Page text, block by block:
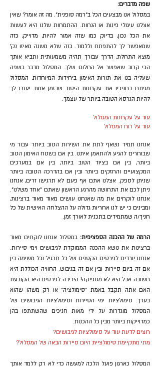
שפה מדברים:
במסלול אנו מבצעים הכל ב"רמה סופנית". מה זה אומר? שאין
אצלנו עיגולי פינות או הנחות. ההתמחות שלנו היא לעשות
את הכל נכון, בדיוק כמו שזה אמור להיות, מדוייק, כזה
שמאפשר לך להתפתח וללמוד. כזה שלא משנה מאיזו נק'
מוצא התחלת, הדרך עבורך תהיה משמעותית ותביא אותך
הכי קרוב שאפשר אל החלום שלך. המסלול מדבר בשפה
שעליה בנו את תורות האימון ביחידות המיוחדות, המסלול
מפתח בחניכיו את עקרונות היסוד שבזמן אמת יעזרו לך
להיות הגרסא הטובה ביותר של עצמך.
עוד על עקרונות המסלול
עוד על רוח המסלול
אנחנו תמיד נשאף לתת את השירות הטוב ביותר עבור מי
שבוחרים להגיע ולהתאמן איתנו. בין אם בשטח האימון הטוב
ביותר, בין אם בציוד הטוב ביותר, בין אם במערכים
המקצועיים והחזקים ביותר ובין אם בהדרכה הטובה ביותר
שניתן לספק. אצלנו אתם אף פעם לא תרגישו זרים, אנחנו
ניתן לכם את התחושה מהרגע הראשון שאתם "אחד משלנו".
אנחנו לוקחים את מה שאנחנו עושים מאוד מאוד ברצינות,
ומבינים כי יש לנו אחריות גדולה על ההצלחה האישית של כל
חניך/ה שמתמידים בתכנית לאורך זמן.
הרמה של ההכנה הספציפית: במסלול אנחנו לוקחים מאוד
ברצינות את נושא ההכנה הממוקדת לגיבושים וימי סיירות.
אנחנו יורדים לפרטים הקטנים של כל תרגיל וכל משימה בין
אם זה ביום סיירות ובין אם זה בגיבוש. החוויה הכוללת היא
חשובה אבל היא לא מספיקה! הירידה לפרטים היא הקובעת
האם אתה תקבל באמת "סימולציה" או רק משהו שהוא
בערך. סימולציות ימי הסיירות וסימולציות הגיבושים של
המסלול מוגדרות על ידי מאות חניכים שהשתתפו בהן
כמדוייקות ביותר מבין כל ההכנות.
רוצים לדעת עוד על סימולציות לגיבושים?
מתי מתקיימת סימולציית היום סיירות הבאה של המסלול?
המסלול כארגון פועל הלכה למעשה כדי לא רק ללמד אותך